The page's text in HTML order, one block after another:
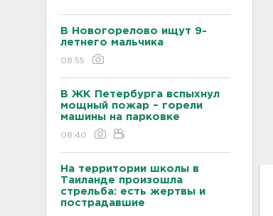
В Новогорелово ищут 9-
летнего мальчика
08:55
В ЖК Петербурга вспыхнул
мощный пожар – горели
машины на парковке
08:40
На территории школы в
Таиланде произошла
стрельба: есть жертвы и
пострадавшие